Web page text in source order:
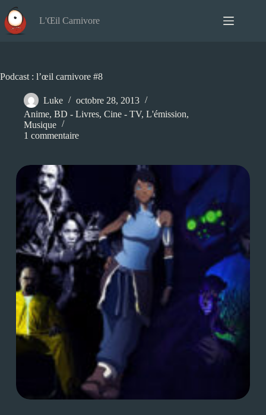
au
contenu
L'Œil Carnivore
Podcast : l’œil carnivore #8
Luke
octobre 28, 2013
Anime, BD - Livres, Cine - TV, L'émission,
Musique
1 commentaire